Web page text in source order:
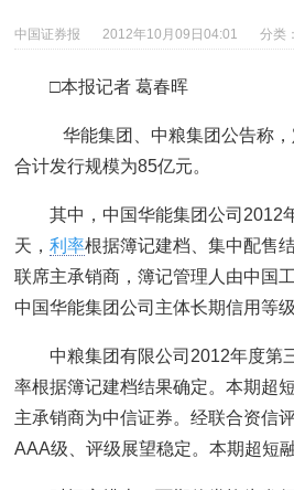
中国证券报 2012年10月09日04:01 分类：
□本报记者 葛春晖
华能集团、中粮集团公告称
合计发行规模为85亿元。
其中，中国华能集团公司2012
天， 利率根据簿记建档、集中配售
联席主承销商，簿记管理人由中国
中国华能集团公司主体长期信用等
中粮集团有限公司2012年度第
率根据簿记建档结果确定。本期超
主承销商为中信证券。经联合资信
AAA级、评级展望稳定。本期超短融